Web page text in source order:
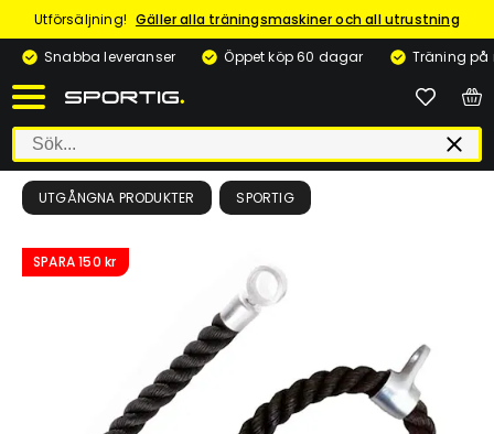
Utförsäljning! Gäller alla träningsmaskiner och all utrustning
Snabba leveranser
Öppet köp 60 dagar Träning på
UTGÅNGNA PRODUKTER SPORTIG
SPARA150 kr